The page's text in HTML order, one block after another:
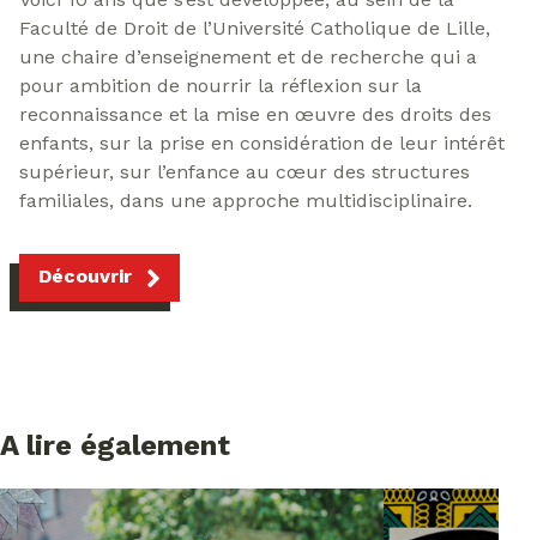
Faculté de Droit de l’Université Catholique de Lille,
une chaire d’enseignement et de recherche qui a
pour ambition de nourrir la réflexion sur la
reconnaissance et la mise en œuvre des droits des
enfants, sur la prise en considération de leur intérêt
supérieur, sur l’enfance au cœur des structures
familiales, dans une approche multidisciplinaire.
Découvrir
A lire également